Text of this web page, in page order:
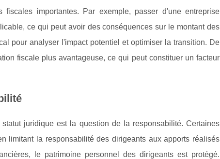
importantes. Par exemple, passer d'une entreprise
ce qui peut avoir des conséquences sur le montant des
pour analyser l'impact potentiel et optimiser la transition. De
fiscale plus avantageuse, ce qui peut constituer un facteur
juridique est la question de la responsabilité. Certaines
limitant la responsabilité des dirigeants aux apports réalisés
le patrimoine personnel des dirigeants est protégé.